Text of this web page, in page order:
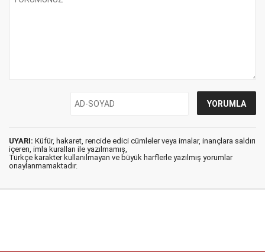
UYARI: Küfür, hakaret, rencide edici cümleler veya imalar, inançlara saldırı
içeren, imla kuralları ile yazılmamış,
Türkçe karakter kullanılmayan ve büyük harflerle yazılmış yorumlar
onaylanmamaktadır.